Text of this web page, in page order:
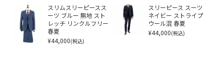
スリムスリーピースス
ーツ ブルー 無地 スト
レッチ リンクルフリー
春夏
¥44,000(税込)
スリーピース スーツ
ネイビー ストライプ
ウール混 春夏
¥44,000(税込)